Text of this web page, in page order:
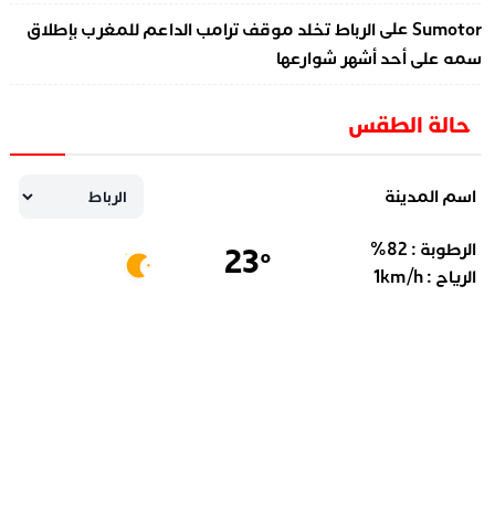
علىالرباط تخلد موقف ترامب الداعم للمغرب بإطلاق
على أحد أشهر شوارعها
حالة الطقس
اسم المدينة
الرطوبة : 82
%
الرياح :
1km/h
23